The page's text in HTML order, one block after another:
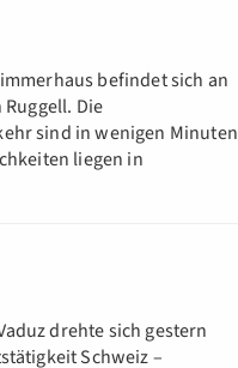
befindet sich an
Die
sind in wenigen Minuten
liegen in
drehte sich gestern
Schweiz –